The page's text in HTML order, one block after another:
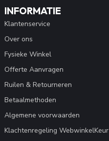
INFORMATIE
Klantenservice
Over ons
Fysieke Winkel
Offerte Aanvragen
Ruilen & Retourneren
Betaalmethoden
Algemene voorwaarden
Klachtenregeling WebwinkelKeur